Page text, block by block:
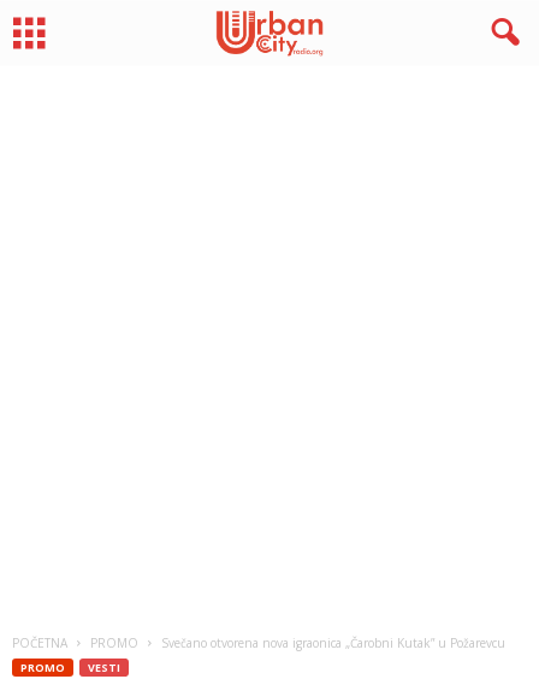
POČETNA PROMO Svečano otvorena nova igraonica „Čarobni Kutak” u Požarevcu
PROMO VESTI